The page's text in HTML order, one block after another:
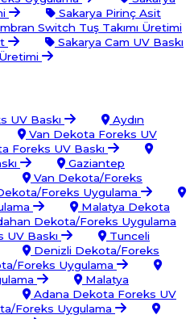
Sakarya Pirinç Asit
Switch Tuş Takımı Üretimi
Sakarya Cam UV Baskı
UV Baskı
Aydın
Van Dekota Foreks UV
Foreks UV Baskı
Gaziantep
Van Dekota/Foreks
Foreks Uygulama
Malatya Dekota
Dekota/Foreks Uygulama
Baskı
Tunceli
Denizli Dekota/Foreks
Foreks Uygulama
Malatya
Adana Dekota Foreks UV
Foreks Uygulama